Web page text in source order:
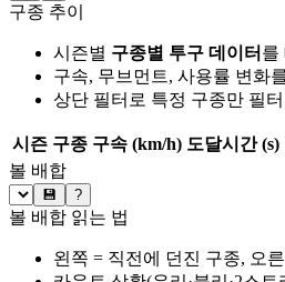
구종 추이
시즌별 구종별 투구 데이터 를
구속, 무브먼트, 사용률 변화
상단 필터로 특정 구종만 필
시즌 구종 구속 (km/h) 도달시간 (s)
볼 배합
💾 ?
볼 배합 읽는 법
왼쪽 = 직전에 던진 구종, 오